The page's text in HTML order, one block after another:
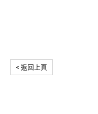
< 返回上頁